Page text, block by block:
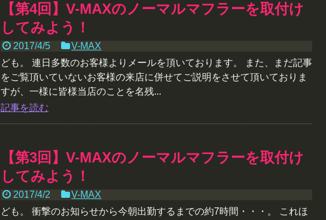
【第4回】V-MAXのノーマルマフラーを取付け
してみよう！
2017/4/5
V-MAX
ども。 連日多数のお客様よりメールを頂いております。 また、まだ記事
をご覧頂いていないお客様の来店に併せてご説明をさせて頂いておりま
すが、一様に皆様当店のことを名残...
記事を読む
【第3回】V-MAXのノーマルマフラーを取付け
してみよう！
2017/4/2
V-MAX
ども。 衝撃のお知らせから今朝出勤するまでの約7時間・・・。 これほ